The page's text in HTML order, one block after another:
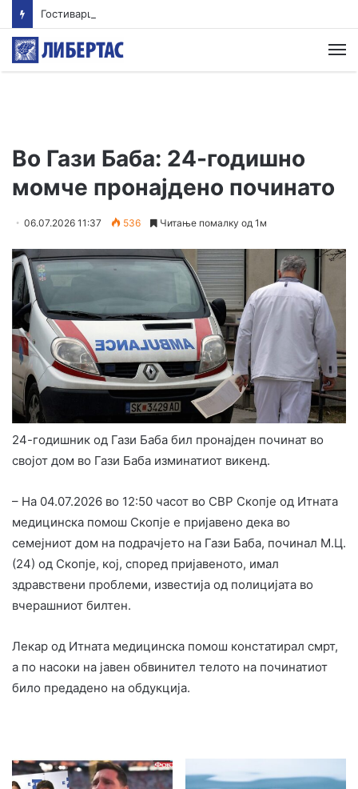
Гостиварци и натаму без пивка вода
Во Гази Баба: 24-годишно
момче пронајдено починато
06.07.2026 11:37 536 Читање помалку од 1м
24-годишник од Гази Баба бил пронајден починат во
својот дом во Гази Баба изминатиот викенд.
– На 04.07.2026 во 12:50 часот во СВР Скопје од Итната
медицинска помош Скопје е пријавено дека во
семејниот дом на подрачјето на Гази Баба, починал М.Ц.
(24) од Скопје, кој, според пријавеното, имал
здравствени проблеми, известија од полицијата во
вчерашниот билтен.
Лекар од Итната медицинска помош констатирал смрт,
а по насоки на јавен обвинител телото на починатиот
било предадено на обдукција.